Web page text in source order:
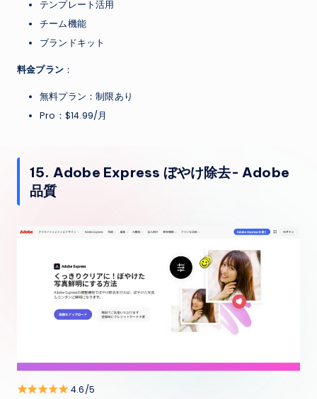
テンプレート活用
チーム機能
ブランドキット
料金プラン ：
無料プラン：制限あり
Pro：$14.99/月
15. Adobe Express ぼやけ除去- Adobe
品質
4.6/5